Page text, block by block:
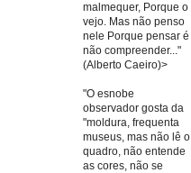
malmequer, Porque o
vejo. Mas não penso
nele Porque pensar é
não compreender..."
(Alberto Caeiro)>
"O esnobe
observador gosta da
"moldura, frequenta
museus, mas não lê o
quadro, não entende
as cores, não se